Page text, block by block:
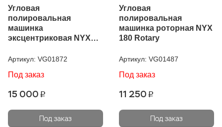
Угловая
полировальная
машинка
эксцентриковая NYX
Артикул: VG01872
Под заказ
15 000 p
Под заказ
Угловая
полировальная
машинка роторная NYX
180 Rotary
Артикул: VG01487
Под заказ
11 250 p
Под заказ